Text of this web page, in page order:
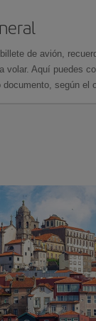
de avión,
volar. Aquí puedes
según el